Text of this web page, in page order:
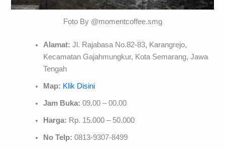
Foto By @momentcoffee.smg
Alamat: Jl. Rajabasa No.82-83, Karangrejo,
Kecamatan Gajahmungkur, Kota Semarang, Jawa
Tengah
Map: Klik Disini
Jam Buka:09.00 – 00.00
Harga: Rp. 15.000 – 50.000
No Telp:0813-9307-8499